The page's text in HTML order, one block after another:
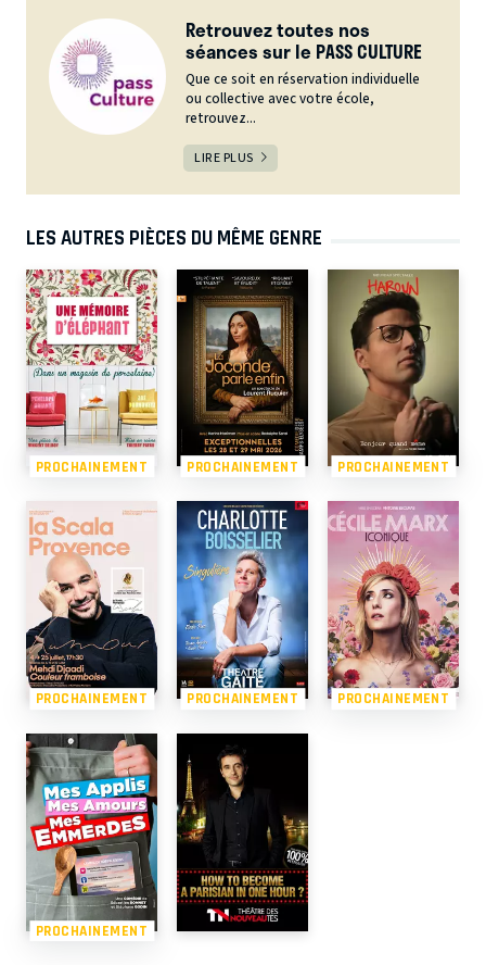
Retrouvez toutes nos
séances sur le PASS CULTURE
Que ce soit en réservation individuelle
ou collective avec votre école,
retrouvez...
LIRE PLUS
LES AUTRES PIÈCES DU MÊME GENRE
PROCHAINEMENT PROCHAINEMENT PROCHAINEMENT
PROCHAINEMENT PROCHAINEMENT PROCHAINEMENT
PROCHAINEMENT